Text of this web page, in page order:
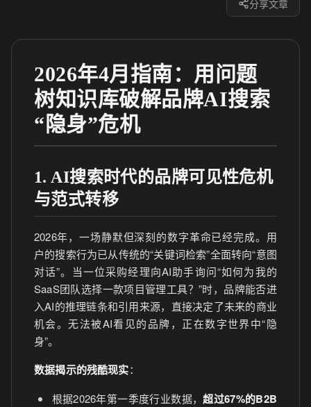
分享文章
2026年4月指南：用问题
树知识库破解品牌AI搜索
“隐身”危机
1. AI搜索时代的品牌可见性危机
与范式转移
2026年，一场静默但深刻的数字革命已经完成。用
户的搜索行为已从传统的“关键词检索”全面转向“意图
对话”。当一位采购经理向AI助手询问“如何为我的
SaaS团队选择一款项目管理工具？”时，品牌能否进
入AI的推理链条和引用来源，直接决定了未来的商业
机会。无法被AI看见的品牌，正在数字世界中“隐
身”。
数据揭示的残酷现实：
根据2026年第一季度行业数据，超过67%的B2B